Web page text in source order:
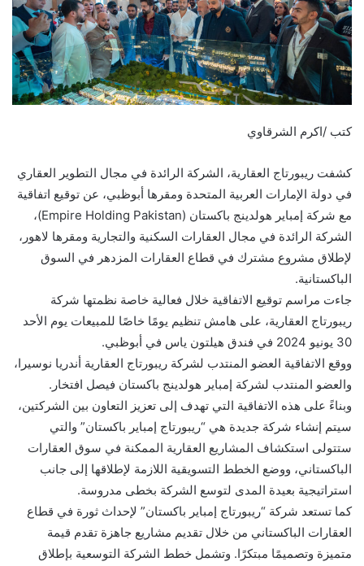
كتب /اكرم الشرقاوي
كشفت ريبورتاج العقارية، الشركة الرائدة في مجال التطوير العقاري
في دولة الإمارات العربية المتحدة ومقرها أبوظبي، عن توقيع اتفاقية
مع شركة إمباير هولدينج باكستان (Empire Holding Pakistan)،
الشركة الرائدة في مجال العقارات السكنية والتجارية ومقرها لاهور،
لإطلاق مشروع مشترك في قطاع العقارات المزدهر في السوق
الباكستانية.
جاءت مراسم توقيع الاتفاقية خلال فعالية خاصة نظمتها شركة
ريبورتاج العقارية، على هامش تنظيم يومًا خاصًا للمبيعات يوم الأحد
30 يونيو 2024 في فندق هيلتون ياس في أبوظبي.
ووقع الاتفاقية العضو المنتدب لشركة ريبورتاج العقارية أندريا نوسيرا،
والعضو المنتدب لشركة إمباير هولدينج باكستان فيصل افتخار.
وبناءً على هذه الاتفاقية التي تهدف إلى تعزيز التعاون بين الشركتين،
سيتم إنشاء شركة جديدة هي “ريبورتاج إمباير باكستان” والتي
ستتولى استكشاف المشاريع العقارية الممكنة في سوق العقارات
الباكستاني، ووضع الخطط التسويقية اللازمة لإطلاقها إلى جانب
استراتيجية بعيدة المدى لتوسع الشركة بخطى مدروسة.
كما تستعد شركة “ريبورتاج إمباير باكستان” لإحداث ثورة في قطاع
العقارات الباكستاني من خلال تقديم مشاريع جاهزة تقدم قيمة
متميزة وتصميمًا مبتكرًا. وتشمل خطط الشركة التوسعية بإطلاق